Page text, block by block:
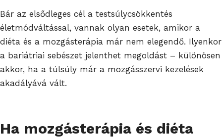
Bár az elsődleges cél a testsúlycsökkentés
életmódváltással, vannak olyan esetek, amikor a
diéta és a mozgásterápia már nem elegendő. Ilyenkor
a bariátriai sebészet jelenthet megoldást – különösen
akkor, ha a túlsúly már a mozgásszervi kezelések
akadályává vált.
Ha mozgásterápia és diéta